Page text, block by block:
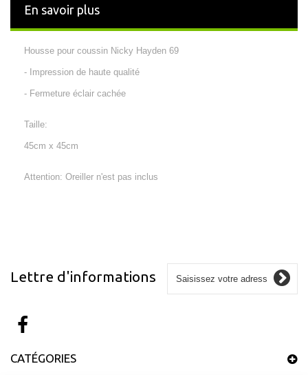
En savoir plus
Housse pour coussin Nicky Hayden 69
- Impression de haute qualité
- Fermeture éclair cachée
Taille:
45cm x 45cm
Attention: Oreiller n'est pas inclus
Lettre d'informations
CATÉGORIES